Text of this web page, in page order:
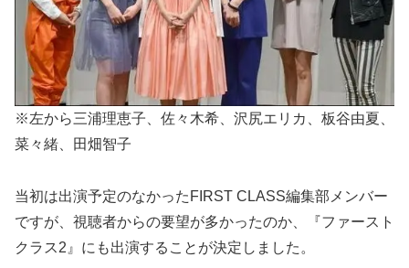
※左から三浦理恵子、佐々木希、沢尻エリカ、板谷由夏、
菜々緒、田畑智子
当初は出演予定のなかったFIRST CLASS編集部メンバー
ですが、視聴者からの要望が多かったのか、『ファースト
クラス2』にも出演することが決定しました。